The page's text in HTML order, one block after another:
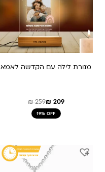
מנורת לילה עם הקדשה לאמא
₪259₪ 209
19% OFF
המחיר
המקורי
המחיר
הנוכחי